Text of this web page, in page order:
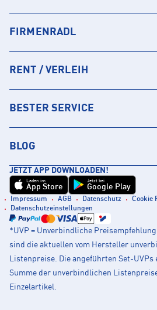
FIRMENRADL
RENT / VERLEIH
BESTER SERVICE
BLOG
JETZT APP DOWNLOADEN!
Laden im
App Store
Jetzt bei
Google Play
Impressum AGB Datenschutz
Cookie
Datenschutzeinstellungen
*UVP = Unverbindliche
sind die aktuellen vom Hersteller
Listenpreise. Die angeführten Set-
Summe der unverbindlichen
Einzelartikel.